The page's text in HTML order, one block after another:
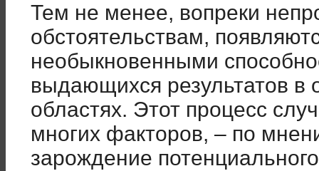
Тем не менее, вопреки
обстоятельствам,
необыкновенными
выдающихся результатов в
областях. Этот процесс
многих факторов, – по
зарождение